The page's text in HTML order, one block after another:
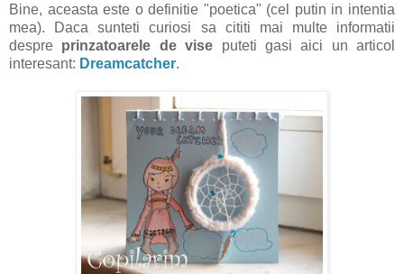
Bine, aceasta este o definitie "poetica" (cel putin in intentia
mea). Daca sunteti curiosi sa cititi mai multe informatii
despre prinzatoarele de vise puteti gasi aici un articol
interesant: Dreamcatcher.